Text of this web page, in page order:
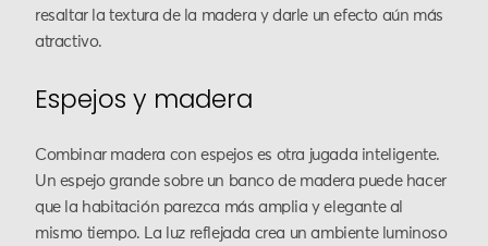
resaltar la textura de la madera y darle un efecto aún más
atractivo.
Espejos y madera
Combinar madera con espejos es otra jugada inteligente.
Un espejo grande sobre un banco de madera puede hacer
que la habitación parezca más amplia y elegante al
mismo tiempo. La luz reflejada crea un ambiente luminoso